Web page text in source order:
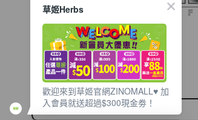
想獲取最新的優惠資訊？
立即訂閱電子郵件!
草姬Herbs
歡迎來到草姬官網ZINOMALL♥️ 加
入會員就送超過$300現金劵！